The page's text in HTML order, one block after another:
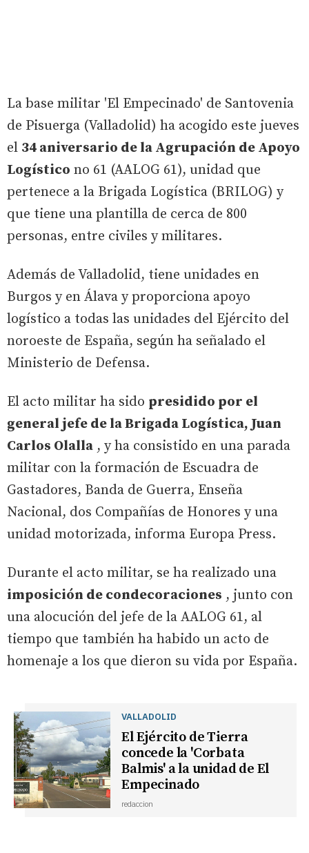
La base militar 'El Empecinado' de Santovenia
de Pisuerga (Valladolid) ha acogido este jueves
el 34 aniversario de la Agrupación de Apoyo
Logístico no 61 (AALOG 61), unidad que
pertenece a la Brigada Logística (BRILOG) y
que tiene una plantilla de cerca de 800
personas, entre civiles y militares.
Además de Valladolid, tiene unidades en
Burgos y en Álava y proporciona apoyo
logístico a todas las unidades del Ejército del
noroeste de España, según ha señalado el
Ministerio de Defensa.
El acto militar ha sido presidido por el
general jefe de la Brigada Logística, Juan
Carlos Olalla , y ha consistido en una parada
militar con la formación de Escuadra de
Gastadores, Banda de Guerra, Enseña
Nacional, dos Compañías de Honores y una
unidad motorizada, informa Europa Press.
Durante el acto militar, se ha realizado una
imposición de condecoraciones , junto con
una alocución del jefe de la AALOG 61, al
tiempo que también ha habido un acto de
homenaje a los que dieron su vida por España.
VALLADOLID
El Ejército de Tierra
concede la 'Corbata
Balmis' a la unidad de El
Empecinado
redaccion